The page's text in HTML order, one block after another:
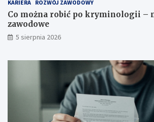
KARIERA ROZWÓJ ZAWODOWY
Co można robić po kryminologii –
zawodowe
5 sierpnia 2026